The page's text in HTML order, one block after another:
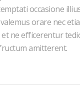
occasione
orare nec
ne efficerentur
amitterent.